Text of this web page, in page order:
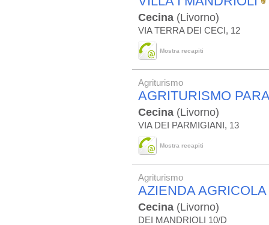
Cecina (Livorno)
VIA TERRA DEI CECI, 12
Mostra recapiti
Agriturismo
AGRITURISMO
Cecina (Livorno)
VIA DEI PARMIGIANI, 13
Mostra recapiti
Agriturismo
AZIENDA
Cecina (Livorno)
DEI MANDRIOLI 10/D